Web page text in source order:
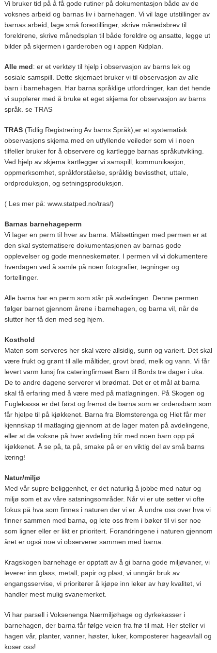
Vi bruker tid på å få gode rutiner på dokumentasjon både av de
voksnes arbeid og barnas liv i barnehagen. Vi vil lage utstillinger av
barnas arbeid, lage små forestillinger, skrive månedsbrev til
foreldrene, skrive månedsplan til både foreldre og ansatte, legge ut
bilder på skjermen i garderoben og i appen Kidplan.
Alle med: er et verktøy til hjelp i observasjon av barns lek og
sosiale samspill. Dette skjemaet bruker vi til observasjon av alle
barn i barnehagen. Har barna språklige utfordringer, kan det hende
vi supplerer med å bruke et eget skjema for observasjon av barns
språk. se TRAS
TRAS(Tidlig Registrering Av barns Språk),er et systematisk
observasjons skjema med en utfyllende veileder som vi i noen
tilfeller bruker for å observere og kartlegge barnas språkutvikling.
Ved hjelp av skjema kartlegger vi samspill, kommunikasjon,
oppmerksomhet, språkforståelse, språklig bevissthet, uttale,
ordproduksjon, og setningsproduksjon.
( Les mer på: www.statped.no/tras/)
Barnas barnehageperm
Vi lager en perm til hver av barna. Målsettingen med permen er at
den skal systematisere dokumentasjonen av barnas gode
opplevelser og gode menneskemøter. I permen vil vi dokumentere
hverdagen ved å samle på noen fotografier, tegninger og
fortellinger.
Alle barna har en perm som står på avdelingen. Denne permen
følger barnet gjennom årene i barnehagen, og barna vil, når de
slutter her få den med seg hjem.
Kosthold
Maten som serveres her skal være allsidig, sunn og variert. Det skal
være frukt og grønt til alle måltider, grovt brød, melk og vann. Vi får
levert varm lunsj fra cateringfirmaet Barn til Bords tre dager i uka.
De to andre dagene serverer vi brødmat. Det er et mål at barna
skal få erfaring med å være med på matlagningen. På Skogen og
Fuglekassa er det først og fremst de barna som er ordensbarn som
får hjelpe til på kjøkkenet. Barna fra Blomsterenga og Hiet får mer
kjennskap til matlaging gjennom at de lager maten på avdelingene,
eller at de voksne på hver avdeling blir med noen barn opp på
kjøkkenet. Å se på, ta på, smake på er en viktig del av små barns
læring!
Natur/miljø
Med vår supre beliggenhet, er det naturlig å jobbe med natur og
miljø som et av våre satsningsområder. Når vi er ute setter vi ofte
fokus på hva som finnes i naturen der vi er. Å undre oss over hva vi
finner sammen med barna, og lete oss frem i bøker til vi ser noe
som ligner eller er likt er prioritert. Forandringene i naturen gjennom
året er også noe vi observerer sammen med barna.
Kragskogen barnehage er opptatt av å gi barna gode miljøvaner, vi
leverer inn glass, metall, papir og plast, vi unngår bruk av
engangsservise, vi prioriterer å kjøpe inn leker av høy kvalitet, vi
handler mest mulig svanemerket.
Vi har parsell i Voksenenga Nærmiljøhage og dyrkekasser i
barnehagen, der barna får følge veien fra frø til mat. Her steller vi
hagen vår, planter, vanner, høster, luker, komposterer hageavfall og
koser oss!